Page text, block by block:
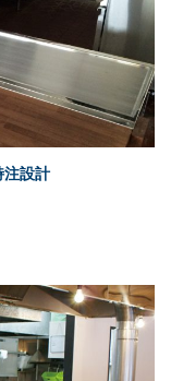
注設計